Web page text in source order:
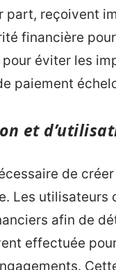
part, reçoivent
financière
éviter les
paiement
et
de
Les
afin de
effectuée